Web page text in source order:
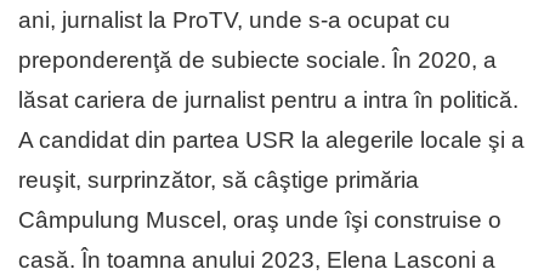
ani, jurnalist la ProTV, unde s-a ocupat cu
preponderenţă de subiecte sociale. În 2020, a
lăsat cariera de jurnalist pentru a intra în politică.
A candidat din partea USR la alegerile locale şi a
reuşit, surprinzător, să câştige primăria
Câmpulung Muscel, oraş unde îşi construise o
casă. În toamna anului 2023, Elena Lasconi a